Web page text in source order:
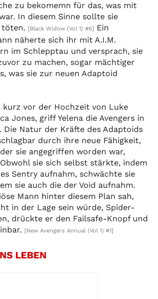
zu bekomemn für das, was mit
In diesem Sinne sollte sie
töten.
[Black Widow (Vol 1) #6]
Ein
näherte sich ihr mit A.I.M.
im Schlepptau und versprach, sie
zu machen, sogar mächtiger
was sie zur neuen Adaptoid
kurz vor der Hochzeit von Luke
Jones, griff Yelena die Avengers in
Die Natur der Kräfte des Adaptoids
durch ihre neue Fähigkeit,
sie angegriffen worden war,
sie sich selbst stärkte, indem
Sentry aufnahm, schwächte sie
sie auch die der Void aufnahm.
Mann hinter diesem Plan sah,
in der Lage sein würde, Spider-
drückte er den Failsafe-Knopf und
[New Avengers Annual (Vol 1) #1]
LEBEN